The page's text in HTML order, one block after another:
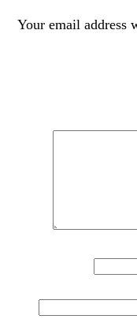
Your email address